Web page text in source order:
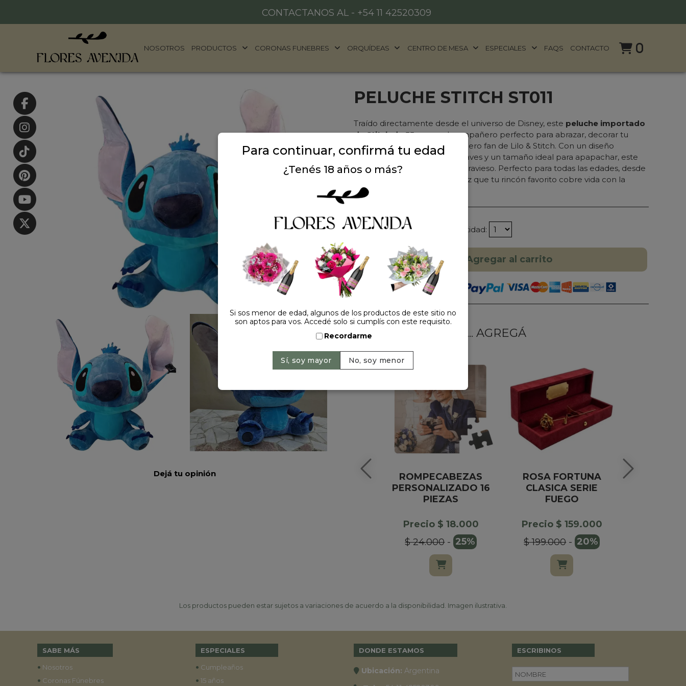
CONTACTANOS AL - +54 11 42520309
NOSOTROS PRODUCTOS CORONAS FUNEBRES ORQUÍDEAS CENTRO DE MESA ESPECIALES FAQS CONTACTO 0
Dejá tu opinión
PELUCHE STITCH ST011
Traído directamente desde el universo de Disney, este peluche importado
de Stitch de 55 cmes el compañero perfecto para abrazar, decorar tu
espacio o regalar a un verdadero fan de Lilo & Stitch. Con un diseño
detallado, materiales ultra suaves y un tamaño ideal para apapachar, este
Stitch es tan adorable como travieso. Perfecto para todas las edades, desde
niños hasta coleccionistas.¡Haz que tu rincón favorito cobre vida con la
magia de Stitch!
Precio: $ 149.000 Cantidad:
Agregar al carrito
HACELO ESPECIAL... AGREGÁ
ROMPECABEZAS
PERSONALIZADO 16
PIEZAS
Precio $ 18.000
$ 24.000- 25%
ROSA FORTUNA
CLASICA SERIE
FUEGO
Precio $ 159.000
$ 199.000- 20%
Los productos pueden estar sujetos a variaciones de acuerdo a la disponibilidad. Imagen ilustrativa.
SABE MÁS
• Nosotros
• Coronas Fúnebres
ESPECIALES
• Cumpleaños
• 15 años
DONDE ESTAMOS
Ubicación: Argentina
ESCRIBINOS
Para continuar, confirmá tu edad
¿Tenés 18 años o más?
Si sos menor de edad, algunos de los productos de este sitio no
son aptos para vos. Accedé solo si cumplís con este requisito.
Recordarme